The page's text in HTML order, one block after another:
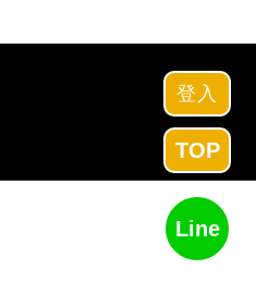
登入
TOP
Line